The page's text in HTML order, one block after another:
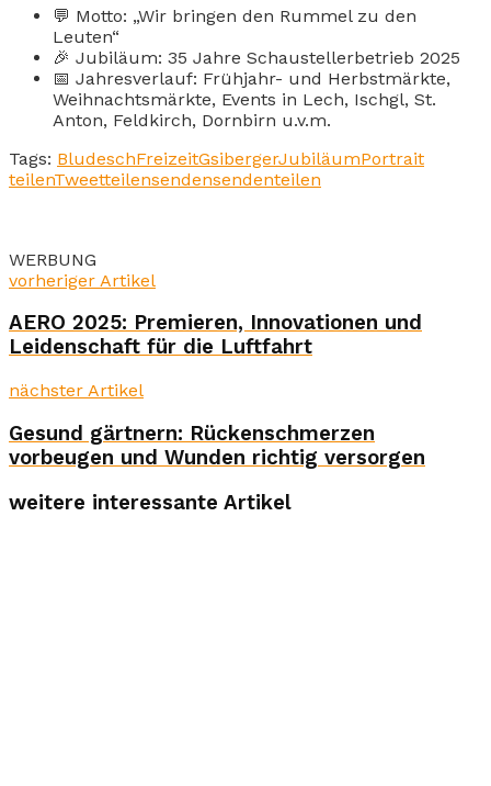
💬 Motto: „Wir bringen den Rummel zu den
Leuten“
🎉 Jubiläum: 35 Jahre Schaustellerbetrieb 2025
📅 Jahresverlauf: Frühjahr- und Herbstmärkte,
Weihnachtsmärkte, Events in Lech, Ischgl, St.
Anton, Feldkirch, Dornbirn u.v.m.
Tags: BludeschFreizeitGsibergerJubiläumPortrait
teilenTweetteilensendensendenteilen
WERBUNG
vorheriger Artikel
AERO 2025: Premieren, Innovationen und
Leidenschaft für die Luftfahrt
nächster Artikel
Gesund gärtnern: Rückenschmerzen
vorbeugen und Wunden richtig versorgen
weitere interessante Artikel